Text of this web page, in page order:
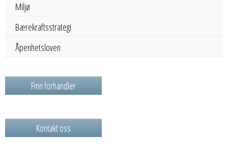
Miljø
Bærekraftsstrategi
Åpenhetsloven
Finn forhandler
Kontakt oss